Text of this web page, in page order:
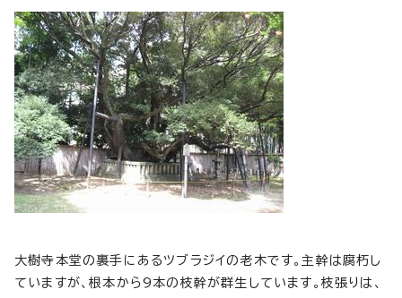
大樹寺本堂の裏手にあるツブラジイの老木です。主幹は腐朽し
ていますが、根本から9本の枝幹が群生しています。枝張りは、